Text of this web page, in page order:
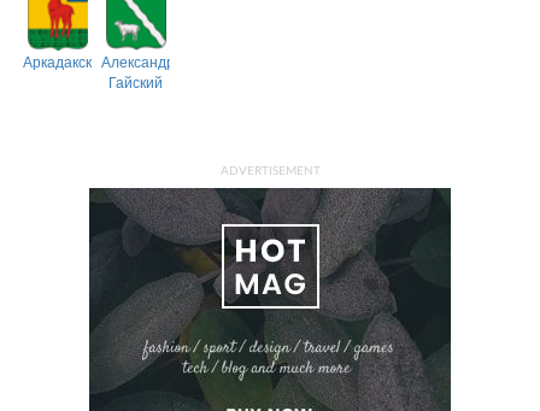
АркадакскийАлександрово-
Гайский
ADVERTISEMENT